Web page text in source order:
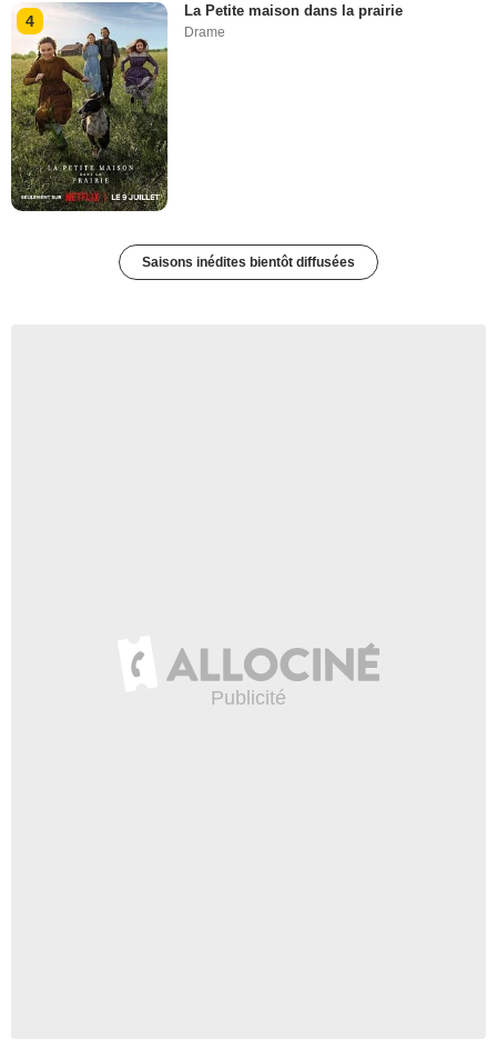
4
La Petite maison dans la prairie
Drame
Saisons inédites bientôt diffusées